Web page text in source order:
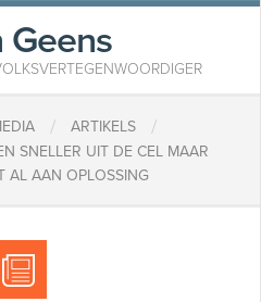
Geens
/ ARTIKELS /
SNELLER UIT DE CEL MAAR
AL AAN OPLOSSING